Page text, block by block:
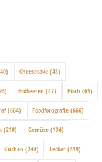
Cheesecake (48)
Erdbeeren (47) Fisch (65)
(664) Foodfotografie (666)
(210) Gemüse (134)
Kuchen (244) Lecker (419)